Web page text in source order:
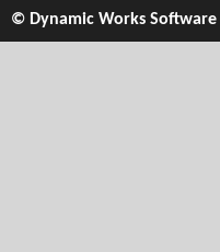
© Dynamic Works Software